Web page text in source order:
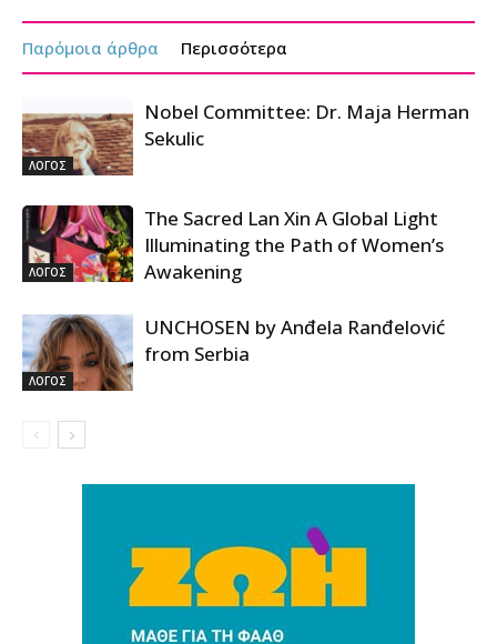
Παρόμοια άρθρα Περισσότερα
ΛΟΓΟΣ
Nobel Committee: Dr. Maja Herman
Sekulic
ΛΟΓΟΣ
The Sacred Lan Xin A Global Light
Illuminating the Path of Women’s
Awakening
ΛΟΓΟΣ
UNCHOSEN by Anđela Ranđelović
from Serbia